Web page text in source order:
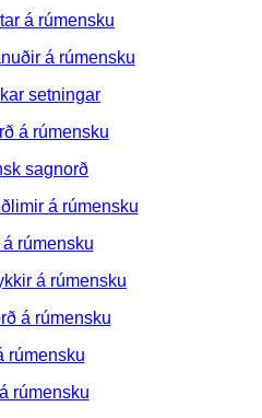
á rúmensku
á rúmensku
setningar
á rúmensku
sagnorð
á rúmensku
rúmensku
á rúmensku
á rúmensku
rúmensku
rúmensku